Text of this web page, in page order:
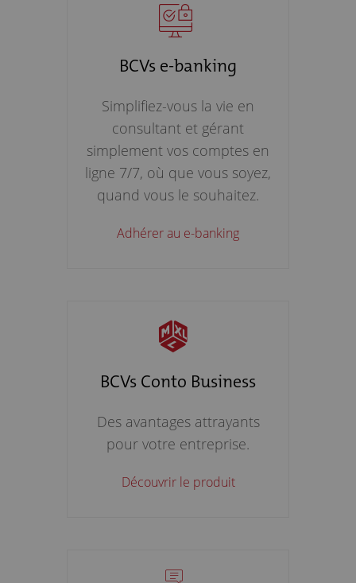
BCVs e-banking
Simplifiez-vous la vie en
consultant et gérant
simplement vos comptes en
ligne 7/7, où que vous soyez,
quand vous le souhaitez.
Adhérer au e-banking
BCVs Conto Business
Des avantages attrayants
pour votre entreprise.
Découvrir le produit